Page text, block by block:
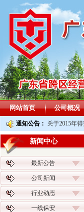
网站首页 公司概况
通知公告： 关于2015年
新闻中心
最新公告
公司新闻
行业动态
一线保安